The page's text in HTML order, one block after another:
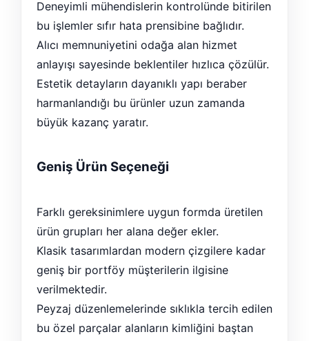
Deneyimli mühendislerin kontrolünde bitirilen
bu işlemler sıfır hata prensibine bağlıdır.
Alıcı memnuniyetini odağa alan hizmet
anlayışı sayesinde beklentiler hızlıca çözülür.
Estetik detayların dayanıklı yapı beraber
harmanlandığı bu ürünler uzun zamanda
büyük kazanç yaratır.
Geniş Ürün Seçeneği
Farklı gereksinimlere uygun formda üretilen
ürün grupları her alana değer ekler.
Klasik tasarımlardan modern çizgilere kadar
geniş bir portföy müşterilerin ilgisine
verilmektedir.
Peyzaj düzenlemelerinde sıklıkla tercih edilen
bu özel parçalar alanların kimliğini baştan